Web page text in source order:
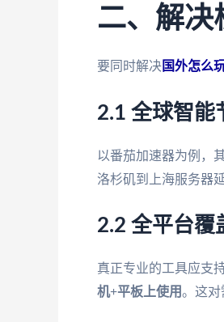
二、解决
要同时解决国外怎么
2.1 全球智能
以番茄加速器为例，
洛杉矶到上海服务器
2.2 全平台覆
真正专业的工具应支
机+平板上使用。这对